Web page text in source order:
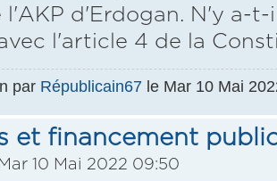
l'AKP d'Erdogan. N'y a-
l'article 4 de la
par Républicain67 le Mar 10 Mai
et financement
10 Mai 2022 09:50